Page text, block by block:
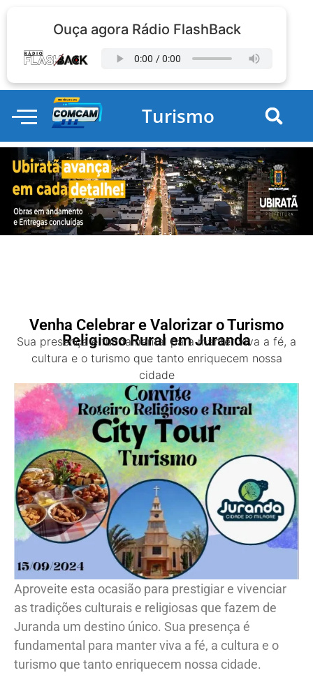
Ouça agora Rádio FlashBack
Turismo
Venha Celebrar e Valorizar o Turismo
Religioso Rural em Juranda
Sua presença é fundamental para manter viva a fé, a
cultura e o turismo que tanto enriquecem nossa
cidade
Aproveite esta ocasião para prestigiar e vivenciar
as tradições culturais e religiosas que fazem de
Juranda um destino único. Sua presença é
fundamental para manter viva a fé, a cultura e o
turismo que tanto enriquecem nossa cidade.